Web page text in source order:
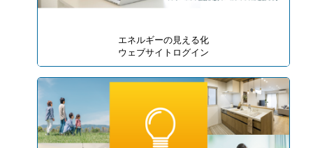
エネルギーの見える化
ウェブサイトログイン